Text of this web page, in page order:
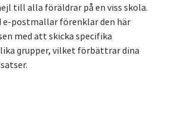
till alla föräldrar på en viss skola.
e-postmallar förenklar den här
med att skicka specifika
grupper, vilket förbättrar dina